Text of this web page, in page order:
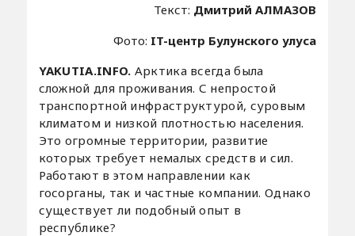
Текст: Дмитрий АЛМАЗОВ
Фото: IT-центр Булунского улуса
YAKUTIA.INFO. Арктика всегда была
сложной для проживания. С непростой
транспортной инфраструктурой, суровым
климатом и низкой плотностью населения.
Это огромные территории, развитие
которых требует немалых средств и сил.
Работают в этом направлении как
госорганы, так и частные компании. Однако
существует ли подобный опыт в
республике?